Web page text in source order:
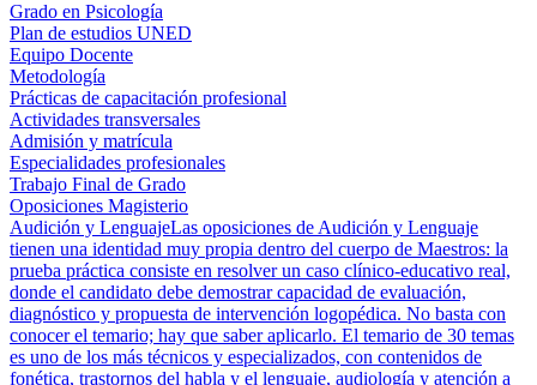
Grado en Psicología
Plan de estudios UNED
Equipo Docente
Metodología
Prácticas de capacitación profesional
Actividades transversales
Admisión y matrícula
Especialidades profesionales
Trabajo Final de Grado
Oposiciones Magisterio
Audición y LenguajeLas oposiciones de Audición y Lenguaje
tienen una identidad muy propia dentro del cuerpo de Maestros: la
prueba práctica consiste en resolver un caso clínico-educativo real,
donde el candidato debe demostrar capacidad de evaluación,
diagnóstico y propuesta de intervención logopédica. No basta con
conocer el temario; hay que saber aplicarlo. El temario de 30 temas
es uno de los más técnicos y especializados, con contenidos de
fonética, trastornos del habla y el lenguaje, audiología y atención a